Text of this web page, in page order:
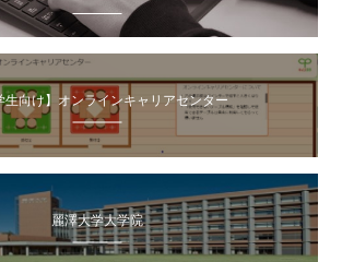
生向け】オンラインキャリアセンター
麗澤大学大学院